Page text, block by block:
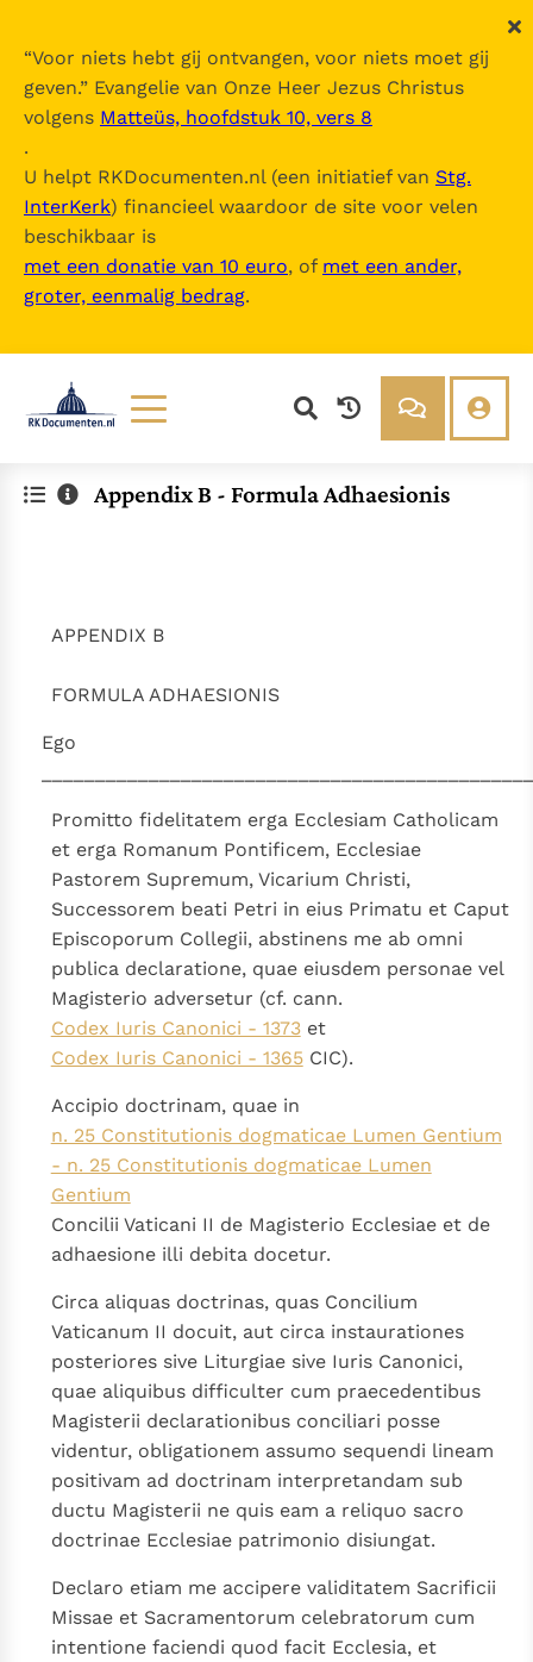
“Voor niets hebt gij ontvangen, voor niets moet gij
geven.” Evangelie van Onze Heer Jezus Christus
volgens Matteüs, hoofdstuk 10, vers 8
.
U helpt RKDocumenten.nl (een initiatief van Stg.
InterKerk) financieel waardoor de site voor velen
beschikbaar is
met een donatie van 10 euro, of met een ander,
groter, eenmalig bedrag.
Documenten
Denzinger
Over RK Documenten
Nieuwste Documenten
5. Het gebed van de Kerk
Leer de kostbare parel van Gods koninkrijk te
Gods Koninkrijk groeit stilletjes door liefde, niet door
dwang
De mystiek. De mystieke verschijnselen en de
heiligheid
Berichten
Het Vaticaan publiceert een nieuwe Latijnse uitgave
van het Romeins martyrologium
Vaticaanse financiële waakhond verliest autonomie
Paus spreekt het Wereldvoedselprogramma toe
een taak"
Paus in Pavia: St. Augustinus toont ons de noodzaak om
"naar het innerlijk" toe te keren.
RK Documenten stelt heel veel belangrijke
kerkelijke documenten van de Rooms
Katholieke Kerk in het Nederlands beschikbaar
Ik help mee!
Appendix B - Formula Adhaesionis
APPENDIX B
FORMULA ADHAESIONIS
Ego
Promitto fidelitatem erga Ecclesiam Catholicam
et erga Romanum Pontificem, Ecclesiae
Pastorem Supremum, Vicarium Christi,
Successorem beati Petri in eius Primatu et Caput
Episcoporum Collegii, abstinens me ab omni
publica declaratione, quae eiusdem personae vel
Magisterio adversetur (cf. cann.
Codex Iuris Canonici - 1373et
Codex Iuris Canonici - 1365CIC).
Accipio doctrinam, quae in
n. 25 Constitutionis dogmaticae Lumen Gentium
- n. 25 Constitutionis dogmaticae Lumen
Gentium
Concilii Vaticani II de Magisterio Ecclesiae et de
adhaesione illi debita docetur.
Circa aliquas doctrinas, quas Concilium
Vaticanum II docuit, aut circa instaurationes
posteriores sive Liturgiae sive Iuris Canonici,
quae aliquibus difficulter cum praecedentibus
Magisterii declarationibus conciliari posse
videntur, obligationem assumo sequendi lineam
positivam ad doctrinam interpretandam sub
ductu Magisterii ne quis eam a reliquo sacro
doctrinae Ecclesiae patrimonio disiungat.
Declaro etiam me accipere validitatem Sacrificii
Missae et Sacramentorum celebratorum cum
intentione faciendi quod facit Ecclesia, et